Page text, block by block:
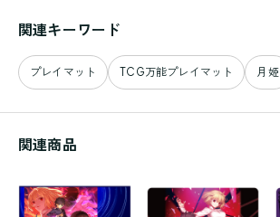
関連キーワード
プレイマット TCG万能プレイマット 月姫
関連商品